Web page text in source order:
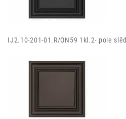
IJ2.10-201-01.R/ON59 1kl.2- pole